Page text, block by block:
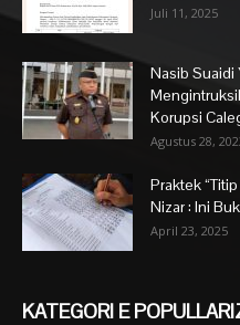
Juli 11, 2025
Nasib Suaidi
Korupsi
Agustus 28,
Praktek
Nizar : Ini
April 23, 2025
KATEGORI E